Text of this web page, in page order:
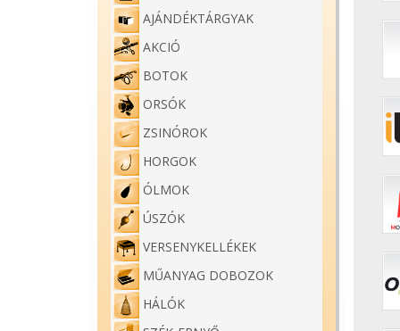
AJÁNDÉKTÁRGYAK
AKCIÓ
BOTOK
ORSÓK
ZSINÓROK
HORGOK
ÓLMOK
ÚSZÓK
VERSENYKELLÉKEK
MŰANYAG DOBOZOK
HÁLÓK